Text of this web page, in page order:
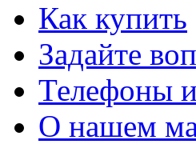
Как купить
Задайте
Телефоны
О нашем